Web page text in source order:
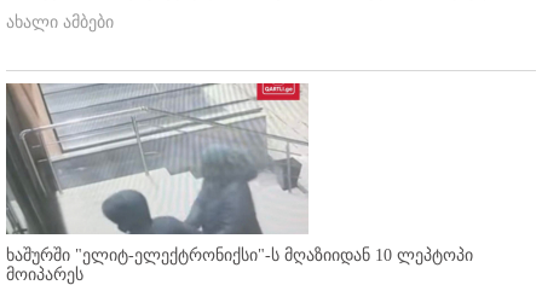
ახალი ამბები
ხაშურში "ელიტ-ელექტრონიქსი"-ს მღაზიიდან 10 ლეპტოპი
მოიპარეს